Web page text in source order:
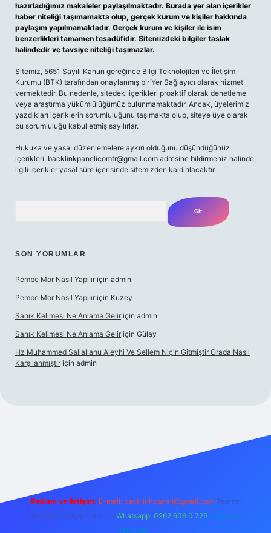
hazırladığımız makaleler paylaşılmaktadır. Burada yer alan içerikler
haber niteliği taşımamakta olup, gerçek kurum ve kişiler hakkında
paylaşım yapılmamaktadır. Gerçek kurum ve kişiler ile isim
benzerlikleri tamamen tesadüfidir. Sitemizdeki bilgiler taslak
halindedir ve tavsiye niteliği taşımazlar.
Sitemiz, 5651 Sayılı Kanun gereğince Bilgi Teknolojileri ve İletişim
Kurumu (BTK) tarafından onaylanmış bir Yer Sağlayıcı olarak hizmet
vermektedir. Bu nedenle, sitedeki içerikleri proaktif olarak denetleme
veya araştırma yükümlülüğümüz bulunmamaktadır. Ancak, üyelerimiz
yazdıkları içeriklerin sorumluluğunu taşımakta olup, siteye üye olarak
bu sorumluluğu kabul etmiş sayılırlar.
Hukuka ve yasal düzenlemelere aykırı olduğunu düşündüğünüz
içerikleri, backlinkpanelicomtr@gmail.com adresine bildirmeniz halinde,
ilgili içerikler yasal süre içerisinde sitemizden kaldırılacaktır.
SON YORUMLAR
Pembe Mor Nasıl Yapılır için admin
Pembe Mor Nasıl Yapılır için Kuzey
Sanık Kelimesi Ne Anlama Gelir için admin
Sanık Kelimesi Ne Anlama Gelir için Gülay
Hz Muhammed Sallallahu Aleyhi Ve Sellem Niçin Gitmiştir Orada Nasıl
Karşılanmıştır için admin
Reklam ve İletişim: E-mail: backlinkpaneli@gmail.com Teams:
forumhizmeti@gmail.com Whatsapp: 0262 606 0 726 Telegram:
@karabul